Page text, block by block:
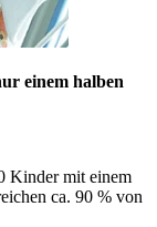
einem halben
Kinder mit einem
ca. 90 % von